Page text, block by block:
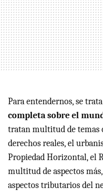
Para entendernos, se
completa sobre el
tratan multitud de temas
derechos reales, el
Propiedad Horizontal, el
multitud de aspectos
aspectos tributarios del